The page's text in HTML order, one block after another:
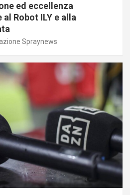
ed eccellenza
Robot ILY e alla
Spraynews